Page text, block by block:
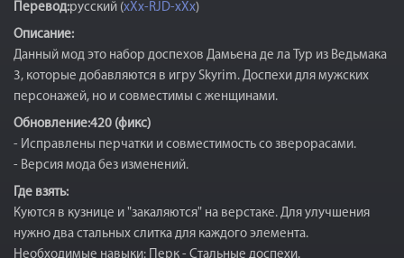
Перевод:русский (xXx-RJD-xXx)
Описание:
Данный мод это набор доспехов Дамьена де ла Тур из Ведьмака
3, которые добавляются в игру Skyrim. Доспехи для мужских
персонажей, но и совместимы с женщинами.
Обновление:420 (фикс)
- Исправлены перчатки и совместимость со зверорасами.
- Версия мода без изменений.
Где взять:
Куются в кузнице и "закаляются" на верстаке. Для улучшения
нужно два стальных слитка для каждого элемента.
Необходимые навыки: Перк - Стальные доспехи.